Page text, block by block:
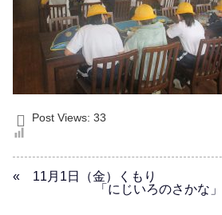
Post Views: 33
« 11月1日（金）くもり
「にじいろのさか